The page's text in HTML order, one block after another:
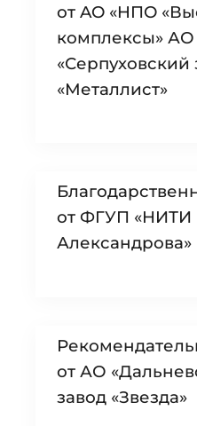
от AO «HПO
комплексы» АО
«Серпуховский
«Металлист»
от ФГУП «НИТИ
Александрова»
от АО
завод «Звезда»